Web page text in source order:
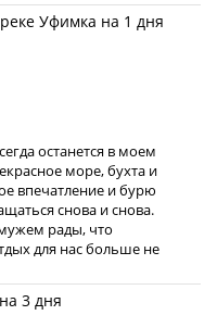
останется в моем
море, бухта и
впечатление и бурю
снова и снова.
рады, что
для нас больше не